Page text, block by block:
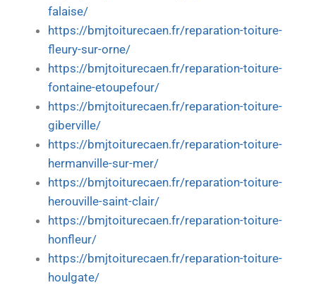
falaise/
https://bmjtoiturecaen.fr/reparation-toiture-
fleury-sur-orne/
https://bmjtoiturecaen.fr/reparation-toiture-
fontaine-etoupefour/
https://bmjtoiturecaen.fr/reparation-toiture-
giberville/
https://bmjtoiturecaen.fr/reparation-toiture-
hermanville-sur-mer/
https://bmjtoiturecaen.fr/reparation-toiture-
herouville-saint-clair/
https://bmjtoiturecaen.fr/reparation-toiture-
honfleur/
https://bmjtoiturecaen.fr/reparation-toiture-
houlgate/